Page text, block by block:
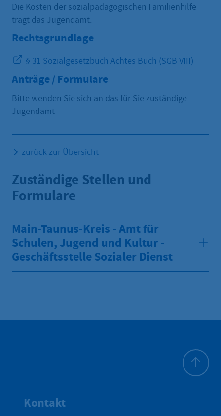
Die Kosten der sozialpädagogischen Familienhilfe
trägt das Jugendamt.
Rechtsgrundlage
§ 31 Sozialgesetzbuch Achtes Buch (SGB VIII)
Anträge / Formulare
Bitte wenden Sie sich an das für Sie zuständige
Jugendamt
zurück zur Übersicht
Zuständige Stellen und
Formulare
Main-Taunus-Kreis - Amt für
Schulen, Jugend und Kultur -
Geschäftsstelle Sozialer Dienst
Kontakt